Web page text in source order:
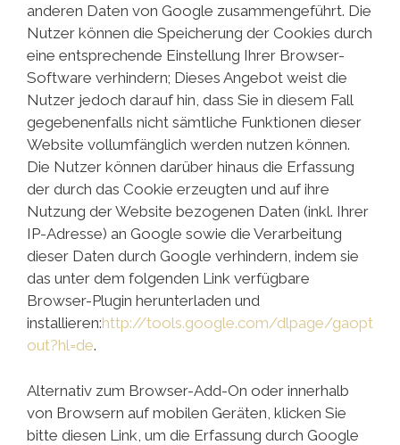
anderen Daten von Google zusammengeführt. Die
Nutzer können die Speicherung der Cookies durch
eine entsprechende Einstellung Ihrer Browser-
Software verhindern; Dieses Angebot weist die
Nutzer jedoch darauf hin, dass Sie in diesem Fall
gegebenenfalls nicht sämtliche Funktionen dieser
Website vollumfänglich werden nutzen können.
Die Nutzer können darüber hinaus die Erfassung
der durch das Cookie erzeugten und auf ihre
Nutzung der Website bezogenen Daten (inkl. Ihrer
IP-Adresse) an Google sowie die Verarbeitung
dieser Daten durch Google verhindern, indem sie
das unter dem folgenden Link verfügbare
Browser-Plugin herunterladen und
installieren:http://tools.google.com/dlpage/gaopt
out?hl=de.
Alternativ zum Browser-Add-On oder innerhalb
von Browsern auf mobilen Geräten, klicken Sie
bitte diesen Link, um die Erfassung durch Google